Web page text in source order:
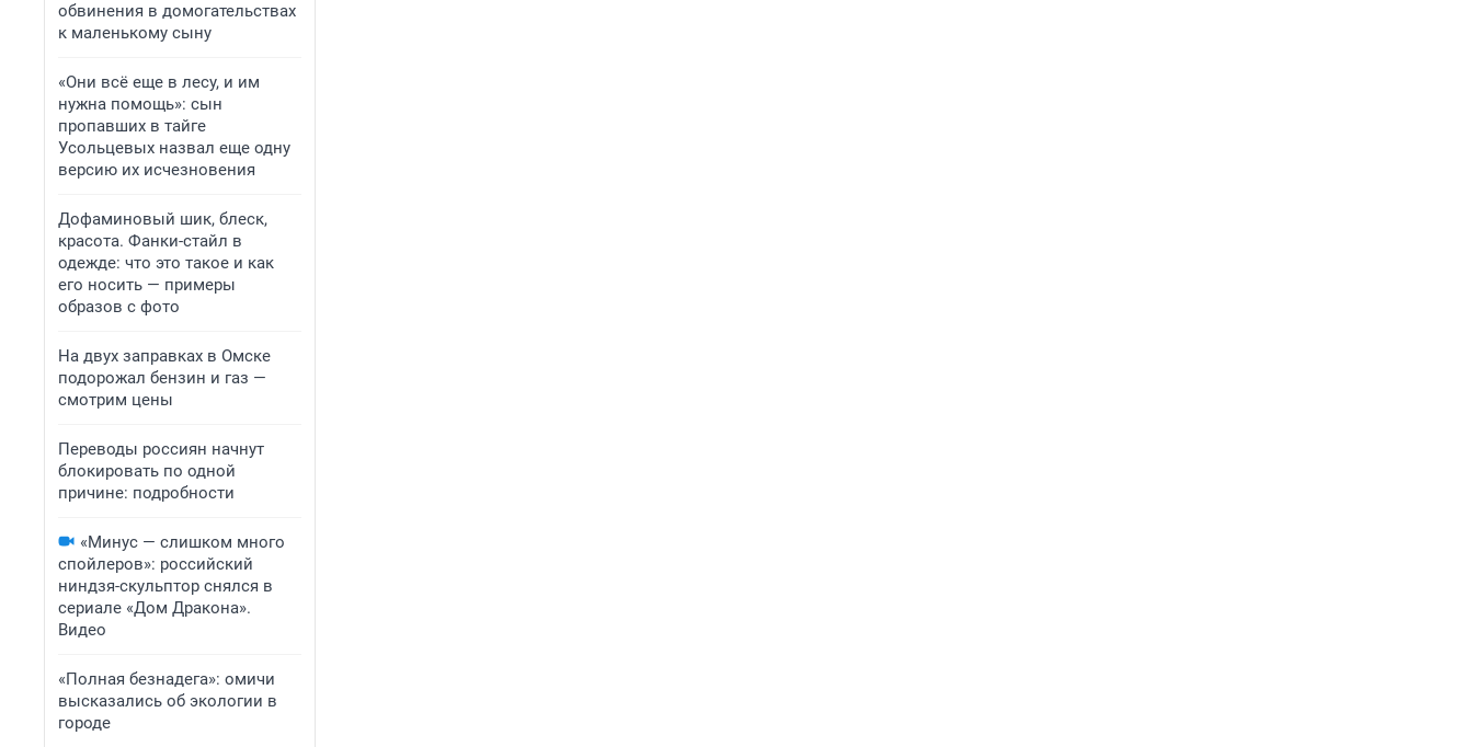
обвинения в домогательствах
к маленькому сыну
«Они всё еще в лесу, и им
нужна помощь»: сын
пропавших в тайге
Усольцевых назвал еще одну
версию их исчезновения
Дофаминовый шик, блеск,
красота. Фанки-стайл в
одежде: что это такое и как
его носить — примеры
образов с фото
На двух заправках в Омске
подорожал бензин и газ —
смотрим цены
Переводы россиян начнут
блокировать по одной
причине: подробности
«Минус — слишком много
спойлеров»: российский
ниндзя-скульптор снялся в
сериале «Дом Дракона».
Видео
«Полная безнадега»: омичи
высказались об экологии в
городе